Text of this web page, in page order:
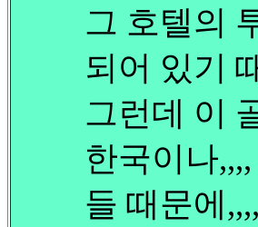
그 호텔의
되어 있기
그런데 이
한국이나
들 때문에